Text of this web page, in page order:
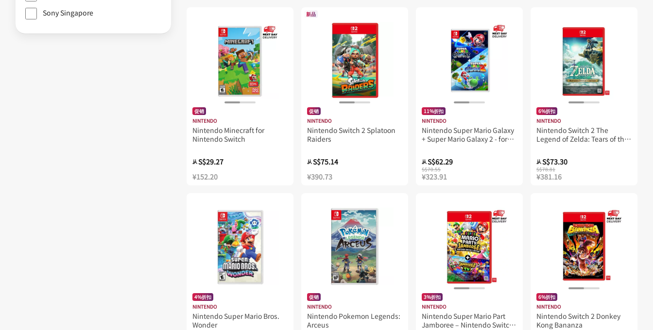
Sony Singapore
促销
NINTENDO
Nintendo Minecraft for
Nintendo Switch
从S$29.27
¥152.20
新品
促销
NINTENDO
Nintendo Switch 2 Splatoon
Raiders
从S$75.14
¥390.73
11%折扣
NINTENDO
Nintendo Super Mario Galaxy
+ Super Mario Galaxy 2 - for
从S$62.29
S$70.55
¥323.91
6%折扣
NINTENDO
Nintendo Switch 2 The
Legend of Zelda: Tears of the
从S$73.30
S$78.81
¥381.16
4%折扣
NINTENDO
Nintendo Super Mario Bros.
Wonder
促销
NINTENDO
Nintendo Pokemon Legends:
Arceus
3%折扣
NINTENDO
Nintendo Super Mario Part
Jamboree – Nintendo Switch
6%折扣
NINTENDO
Nintendo Switch 2 Donkey
Kong Bananza